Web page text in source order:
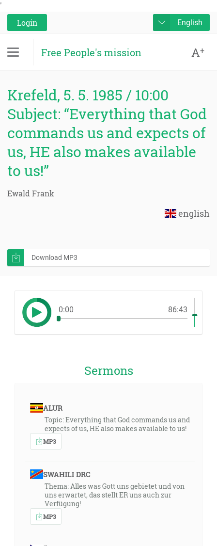
'
Login
English
Free People's mission A+
Krefeld, 5. 5. 1985 / 10:00
Subject: “Everything that God
commands us and expects of
us, HE also makes available
to us!”
Ewald Frank
english
Download MP3
0:00 86:43
Sermons
ALUR
Topic: Everything that God commands us and
expects of us, HE also makes available to us!
MP3
SWAHILI DRC
Thema: Alles was Gott uns gebietet und von
uns erwartet, das stellt ER uns auch zur
Verfügung!
MP3